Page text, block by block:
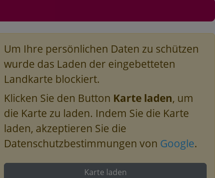
Um Ihre persönlichen Daten zu schützen
wurde das Laden der eingebetteten
Landkarte blockiert.
Klicken Sie den Button Karte laden, um
die Karte zu laden. Indem Sie die Karte
laden, akzeptieren Sie die
Datenschutzbestimmungen von Google.
Karte laden